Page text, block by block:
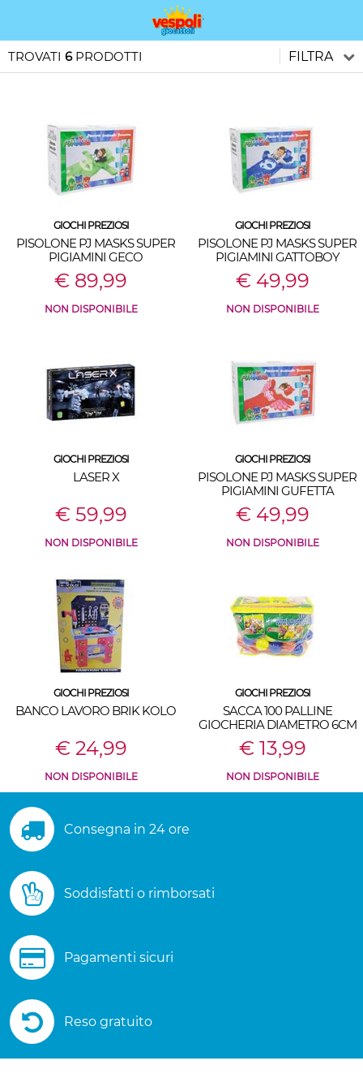
TROVATI 6PRODOTTI FILTRA
GIOCHI PREZIOSI
PISOLONE PJ MASKS SUPER
PIGIAMINI GECO
€ 89,99
NON DISPONIBILE
GIOCHI PREZIOSI
PISOLONE PJ MASKS SUPER
PIGIAMINI GATTOBOY
€ 49,99
NON DISPONIBILE
GIOCHI PREZIOSI
LASER X
€ 59,99
NON DISPONIBILE
GIOCHI PREZIOSI
PISOLONE PJ MASKS SUPER
PIGIAMINI GUFETTA
€ 49,99
NON DISPONIBILE
GIOCHI PREZIOSI
BANCO LAVORO BRIK KOLO
€ 24,99
NON DISPONIBILE
GIOCHI PREZIOSI
SACCA 100 PALLINE
GIOCHERIA DIAMETRO 6CM
€ 13,99
NON DISPONIBILE
Consegna in 24 ore
Soddisfatti o rimborsati
Pagamenti sicuri
Reso gratuito